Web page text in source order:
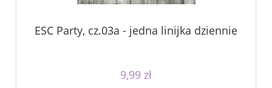
ESC Party, cz.03a - jedna linijka dziennie
9,99 zł